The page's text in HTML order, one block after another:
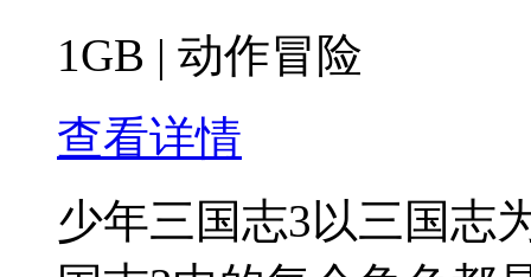
1GB | 动作冒险
查看详情
少年三国志3以三国志